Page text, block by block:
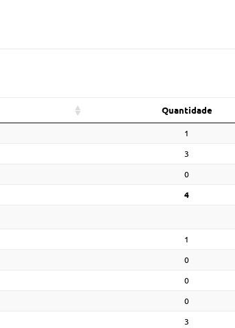
Quantidade
1
3
0
4
1
0
0
0
3